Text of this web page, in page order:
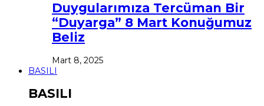
Duygularımıza Tercüman Bir
“Duyarga” 8 Mart Konuğumuz
Beliz
Mart 8, 2025
BASILI
BASILI